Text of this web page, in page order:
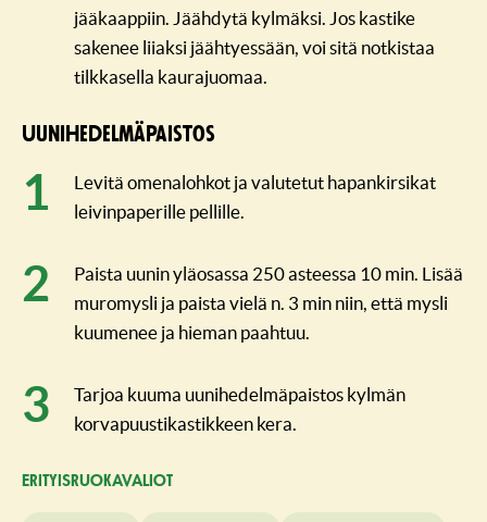
jääkaappiin. Jäähdytä kylmäksi. Jos kastike
sakenee liiaksi jäähtyessään, voi sitä notkistaa
tilkkasella kaurajuomaa.
Uunihedel­mä­paistos
Levitä omenalohkot ja valutetut hapankirsikat
leivinpaperille pellille.
Paista uunin yläosassa 250 asteessa 10 min. Lisää
muromysli ja paista vielä n. 3 min niin, että mysli
kuumenee ja hieman paahtuu.
Tarjoa kuuma uunihedelmäpaistos kylmän
korvapuustikastikkeen kera.
ERITYISRUO­KAVALIOT